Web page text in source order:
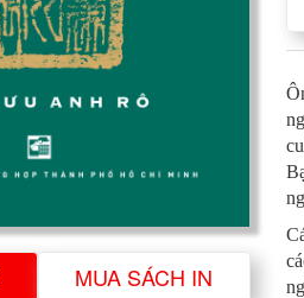
MUA SÁCH IN